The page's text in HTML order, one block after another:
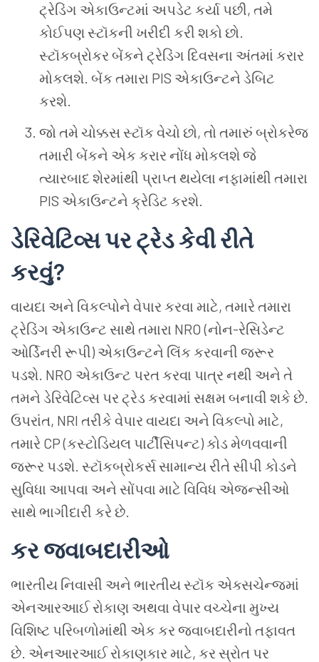
ટ્રેડિંગ એકાઉન્ટમાં અપડેટ કર્યા પછી, તમે
કોઈપણ સ્ટૉકની ખરીદી કરી શકો છો.
સ્ટૉકબ્રોકર બેંકને ટ્રેડિંગ દિવસના અંતમાં કરાર
મોકલશે. બેંક તમારા PIS એકાઉન્ટને ડેબિટ
કરશે.
જો તમે ચોક્કસ સ્ટૉક વેચો છો, તો તમારું બ્રોકરેજ
તમારી બેંકને એક કરાર નોંધ મોકલશે જે
ત્યારબાદ શેરમાંથી પ્રાપ્ત થયેલા નફામાંથી તમારા
PIS એકાઉન્ટને ક્રેડિટ કરશે.
ડેરિવેટિવ્સ પર ટ્રેડ કેવી રીતે
કરવું?
વાયદા અને વિકલ્પોને વેપાર કરવા માટે, તમારે તમારા
ટ્રેડિંગ એકાઉન્ટ સાથે તમારા NRO (નોન-રેસિડેન્ટ
ઓર્ડિનરી રૂપી) એકાઉન્ટને લિંક કરવાની જરૂર
પડશે. NRO એકાઉન્ટ પરત કરવા પાત્ર નથી અને તે
તમને ડેરિવેટિવ્સ પર ટ્રેડ કરવામાં સક્ષમ બનાવી શકે છે.
ઉપરાંત, NRI તરીકે વેપાર વાયદા અને વિકલ્પો માટે,
તમારે CP (કસ્ટોડિયલ પાર્ટીસિપન્ટ) કોડ મેળવવાની
જરૂર પડશે. સ્ટૉકબ્રોકર્સ સામાન્ય રીતે સીપી કોડને
સુવિધા આપવા અને સોંપવા માટે વિવિધ એજન્સીઓ
સાથે ભાગીદારી કરે છે.
કર જવાબદારીઓ
ભારતીય નિવાસી અને ભારતીય સ્ટૉક એક્સચેન્જમાં
એનઆરઆઈ રોકાણ અથવા વેપાર વચ્ચેના મુખ્ય
વિશિષ્ટ પરિબળોમાંથી એક કર જવાબદારીનો તફાવત
છે. એનઆરઆઈ રોકાણકાર માટે, કર સ્રોત પર